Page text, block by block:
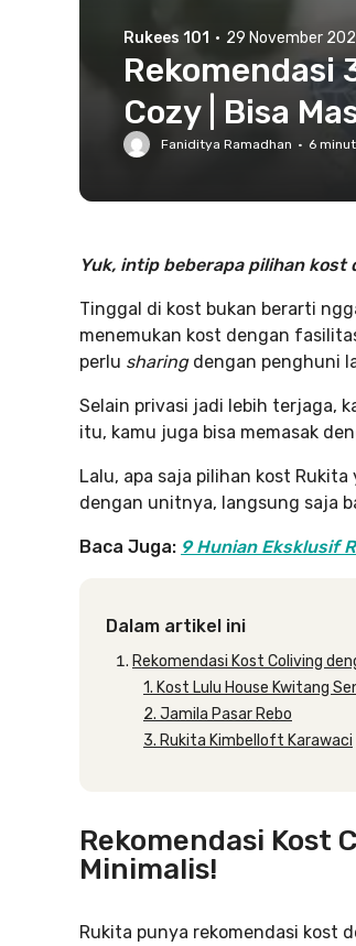
Rukees 101 · 29 November
Rekomendasi
Cozy | Bisa
Faniditya Ramadhan · 6
Yuk, intip beberapa pilihan
Tinggal di kost bukan berarti
menemukan kost dengan
perlu sharing dengan penghuni
Selain privasi jadi lebih terjaga,
itu, kamu juga bisa memasak
Lalu, apa saja pilihan kost
dengan unitnya, langsung saja
Baca Juga: 9 Hunian Eksklusif
Dalam artikel ini
Rekomendasi Kost Coliving
1. Kost Lulu House Kwitang
2. Jamila Pasar Rebo
3. Rukita Kimbelloft Karawaci
Rekomendasi Kost
Minimalis!
Rukita punya rekomendasi kost